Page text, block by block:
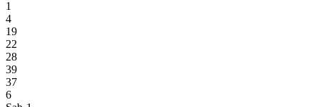
1
4
19
22
28
39
37
6